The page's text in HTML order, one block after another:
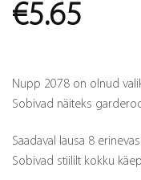
€5.65
Nupp 2078 on olnud
Sobivad näiteks
Saadaval lausa 8
Sobivad stiililt kokku